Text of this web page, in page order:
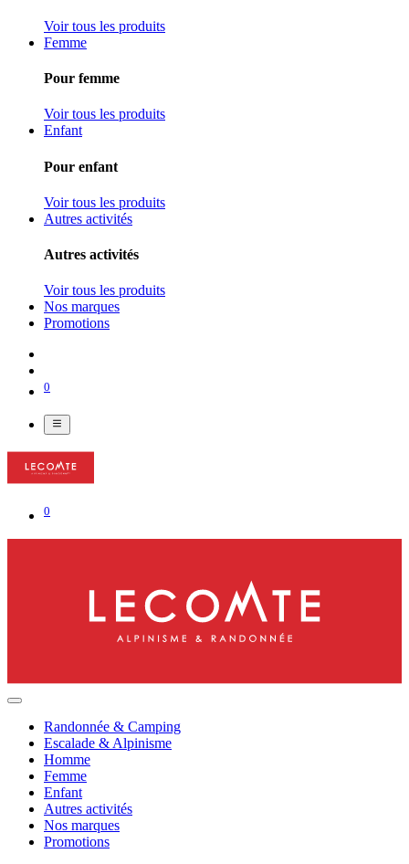
Voir tous les produits
Femme
Pour femme
Voir tous les produits
Enfant
Pour enfant
Voir tous les produits
Autres activités
Autres activités
Voir tous les produits
Nos marques
Promotions
0
0
Randonnée & Camping
Escalade & Alpinisme
Homme
Femme
Enfant
Autres activités
Nos marques
Promotions